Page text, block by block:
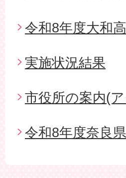
令和8年度大和
実施状況結果
市役所の案内(
令和8年度奈良